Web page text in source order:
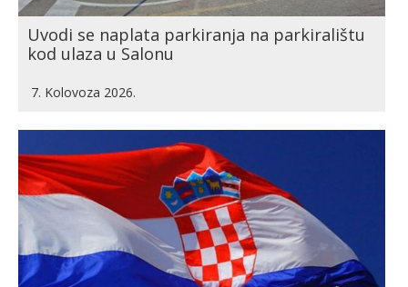
Uvodi se naplata parkiranja na parkiralištu
kod ulaza u Salonu
7. Kolovoza 2026.